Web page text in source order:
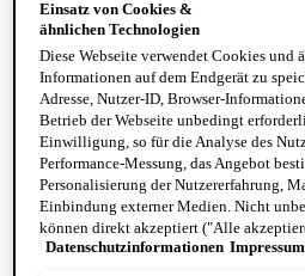
Wonder Snatch Setting
Fat Cheeks
Einsatz von Cookies &
ähnlichen Technologien
Diese Webseite verwendet Cookies und
Informationen auf dem Endgerät zu
Adresse, Nutzer-ID, Browser-
Betrieb der Webseite unbedingt
Einwilligung, so für die Analyse des
Performance-Messung, das Angebot
Personalisierung der Nutzererfahrung,
Einbindung externer Medien. Nicht
können direkt akzeptiert ("Alle
Einwilligung fortfahren") werden.
Datenschutzinformationen Impressum